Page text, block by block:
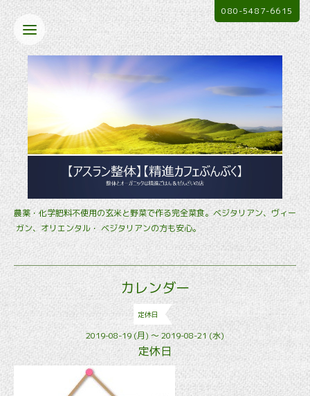
農薬・化学肥料不使用の玄米と野菜で作る完全菜食。ベジタリアン、ヴィー
ガン、オリエンタル・ ベジタリアンの方も安心。
080-5487-6615
カレンダー
定休日
2019-08-19 (月) ～ 2019-08-21 (水)
定休日